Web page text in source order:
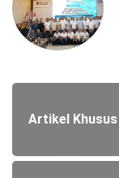
Artikel Khusus